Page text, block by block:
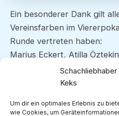
Keks
Um dir ein optimales Erlebnis zu
wie Cookies, um
Ein besonderer Dank gilt
Vereinsfarben im
Runde vertreten haben:
Marius Eckert, Atilla
Taylan Öztekin, Sebastian
Elias Dimitriadis, Georg
Ebenso bedanken wir uns